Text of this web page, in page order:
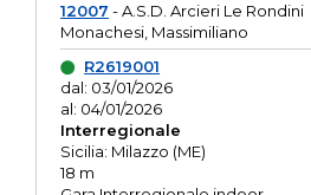
12007 - A.S.D. Arcieri Le Rondini
Monachesi, Massimiliano
R2619001
dal: 03/01/2026
al: 04/01/2026
Interregionale
Sicilia: Milazzo (ME)
18 m